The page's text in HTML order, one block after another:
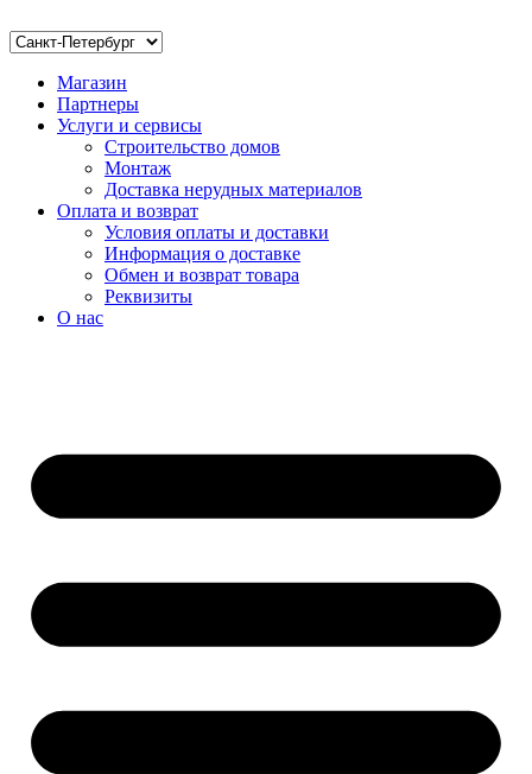
Магазин
Партнеры
Услуги и сервисы
Строительство домов
Монтаж
Доставка нерудных материалов
Оплата и возврат
Условия оплаты и доставки
Информация о доставке
Обмен и возврат товара
Реквизиты
О нас